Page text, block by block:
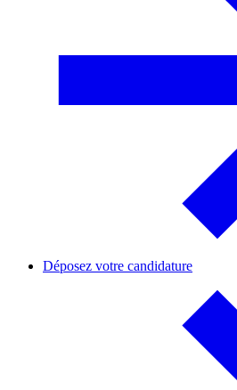
Déposez votre candidature